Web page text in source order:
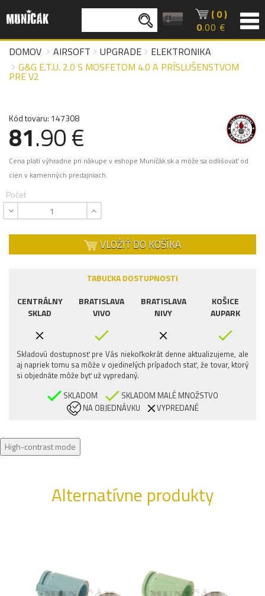
( 0 )
0.00 €
DOMOV
AIRSOFT UPGRADE
ELEKTRONIKA
G&G E.T.U. 2.0 S MOSFETOM 4.0 A PRÍSLUŠENSTVOM
PRE V2
Kód tovaru: 147308
81.90 €
Cena platí výhradne pri nákupe v eshope Muničák.sk a môže sa odlišovať od
cien v kamenných predajniach.
Počet
VLOŽIŤ DO KOŠÍKA
TABUĽKA DOSTUPNOSTI
CENTRÁLNY
SKLAD
BRATISLAVA
VIVO
BRATISLAVA
NIVY
KOŠICE
AUPARK
Skladovú dostupnosť pre Vás niekoľkokrát denne aktualizujeme, ale
aj napriek tomu sa môže v ojedinelých prípadoch stať, že tovar, ktorý
si objednáte môže byť už vypredaný.
SKLADOM
SKLADOM MALÉ MNOŽSTVO
NA OBJEDNÁVKU
VYPREDANÉ
High-contrast mode
Alternatívne produkty